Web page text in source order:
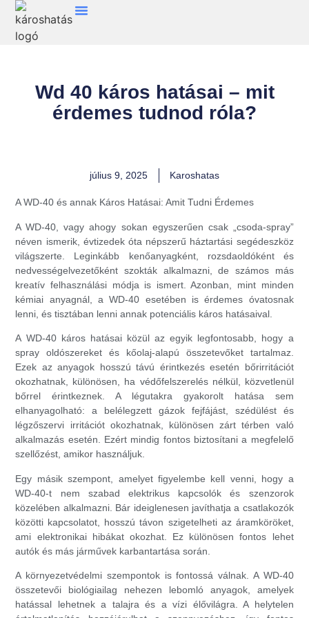
Wd 40 káros hatásai – mit
érdemes tudnod róla?
július 9, 2025 Karoshatas
A WD-40 és annak Káros Hatásai: Amit Tudni Érdemes
A WD-40, vagy ahogy sokan egyszerűen csak „csoda-spray”
néven ismerik, évtizedek óta népszerű háztartási segédeszköz
világszerte. Leginkább kenőanyagként, rozsdaoldóként és
nedvességelvezetőként szokták alkalmazni, de számos más
kreatív felhasználási módja is ismert. Azonban, mint minden
kémiai anyagnál, a WD-40 esetében is érdemes óvatosnak
lenni, és tisztában lenni annak potenciális káros hatásaival.
A WD-40 káros hatásai közül az egyik legfontosabb, hogy a
spray oldószereket és kőolaj-alapú összetevőket tartalmaz.
Ezek az anyagok hosszú távú érintkezés esetén bőrirritációt
okozhatnak, különösen, ha védőfelszerelés nélkül, közvetlenül
bőrrel érintkeznek. A légutakra gyakorolt hatása sem
elhanyagolható: a belélegzett gázok fejfájást, szédülést és
légzőszervi irritációt okozhatnak, különösen zárt térben való
alkalmazás esetén. Ezért mindig fontos biztosítani a megfelelő
szellőzést, amikor használjuk.
Egy másik szempont, amelyet figyelembe kell venni, hogy a
WD-40-t nem szabad elektrikus kapcsolók és szenzorok
közelében alkalmazni. Bár ideiglenesen javíthatja a csatlakozók
közötti kapcsolatot, hosszú távon szigetelheti az áramköröket,
ami elektronikai hibákat okozhat. Ez különösen fontos lehet
autók és más járművek karbantartása során.
A környezetvédelmi szempontok is fontossá válnak. A WD-40
összetevői biológiailag nehezen lebomló anyagok, amelyek
hatással lehetnek a talajra és a vízi élővilágra. A helytelen